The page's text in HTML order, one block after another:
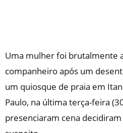
Uma mulher foi brutalmente
companheiro após um
um quiosque de praia em
Paulo, na última terça-feira
presenciaram cena